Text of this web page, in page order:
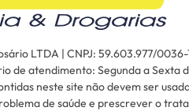
LTDA | CNPJ: 59.603.977/
de atendimento: Segunda a Sexta
neste site não devem ser
de saúde e prescrever o